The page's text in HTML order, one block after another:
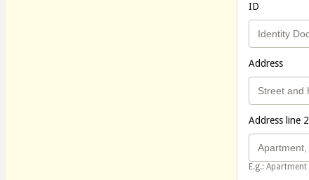
ID
Address
Address line
E.g.: